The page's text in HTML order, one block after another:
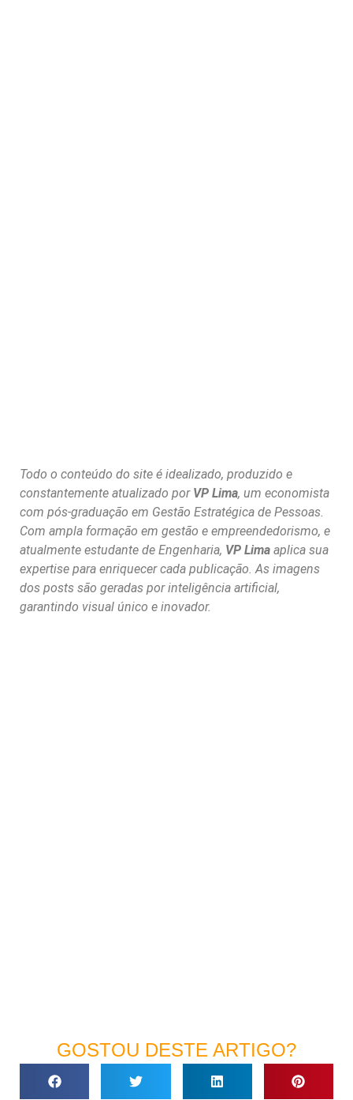
Todo o conteúdo do site é idealizado, produzido e
constantemente atualizado por VP Lima, um economista
com pós-graduação em Gestão Estratégica de Pessoas.
Com ampla formação em gestão e empreendedorismo, e
atualmente estudante de Engenharia, VP Lima aplica sua
expertise para enriquecer cada publicação. As imagens
dos posts são geradas por inteligência artificial,
garantindo visual único e inovador.
GOSTOU DESTE ARTIGO?